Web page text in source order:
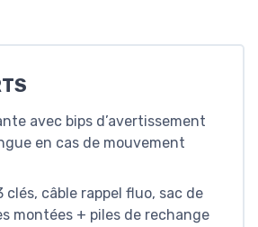
avec bips d’avertissement
en cas de mouvement
clés, câble rappel fluo, sac de
montées + piles de rechange